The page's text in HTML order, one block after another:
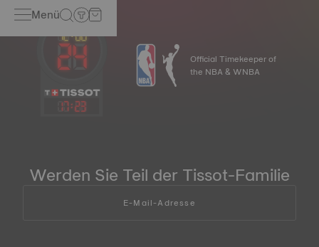
Menü
17:23
Official Timekeeper of
the NBA & WNBA
Werden Sie Teil der Tissot-Familie
E-Mail-Adresse